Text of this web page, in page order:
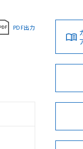
PDF出力